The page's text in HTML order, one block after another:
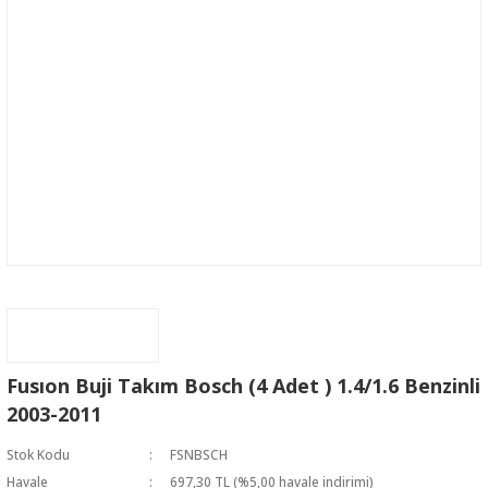
Fusıon Buji Takım Bosch (4 Adet ) 1.4/1.6 Benzinli
2003-2011
Stok Kodu
FSNBSCH
Havale
697,30 TL (%5,00 havale indirimi)